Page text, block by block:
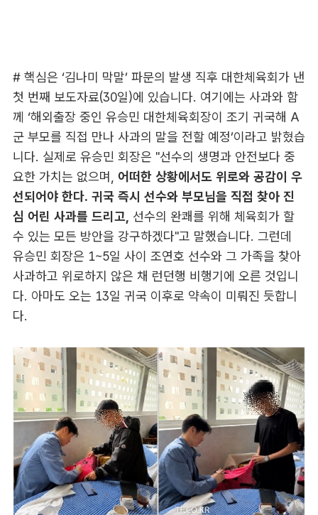
# 핵심은 ‘김나미 막말’ 파문의 발생 직후 대한체육회가 낸
첫 번째 보도자료(30일)에 있습니다. 여기에는 사과와 함
께 ‘해외출장 중인 유승민 대한체육회장이 조기 귀국해 A
군 부모를 직접 만나 사과의 말을 전할 예정’이라고 밝혔습
니다. 실제로 유승민 회장은 "선수의 생명과 안전보다 중
요한 가치는 없으며, 어떠한 상황에서도 위로와 공감이 우
선되어야 한다. 귀국 즉시 선수와 부모님을 직접 찾아 진
심 어린 사과를 드리고, 선수의 완쾌를 위해 체육회가 할
수 있는 모든 방안을 강구하겠다"고 말했습니다. 그런데
유승민 회장은 1~5일 사이 조연호 선수와 그 가족을 찾아
사과하고 위로하지 않은 채 런던행 비행기에 오른 것입니
다. 아마도 오는 13일 귀국 이후로 약속이 미뤄진 듯합니
다.